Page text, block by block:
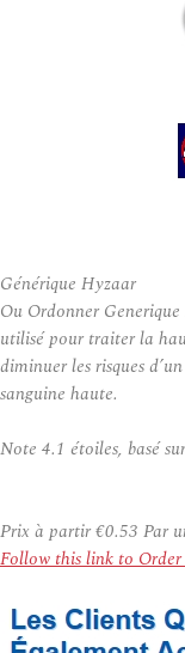
Générique Hyzaar
Ou Ordonner
utilisé pour traiter la
diminuer les risques
sanguine haute.
Note 4.1 étoiles, basé sur
Prix à partir€0.53 Par
Follow this link to